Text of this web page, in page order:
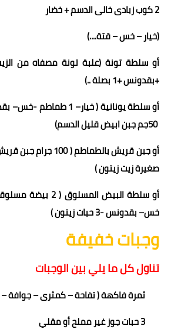
2 كوب زبادى خالى الدسم +خضار
(خيار – خس – قتة....
)
أو
+بقدونس +1 بصلة ..)
أو سلطة يونانية(خيار– 1 طماطم -خس–
50جم جبن ابيض قليل الدسم)
أو جبن قريش بالطماطم ( 100
صغيرة زيت زيتون )
أو سلطة البيض المسلوق ( 2 بيضة مسلوقة + خيار
خس– بقدونس -3حبات زيتون)
وجبات خفيفة
تناول كل ما يلي بين الوجبات
ثمرة فاكهة( تفاحة – كمثرى –جوافة –
3 حبات جوز غير مملح أو مقلي